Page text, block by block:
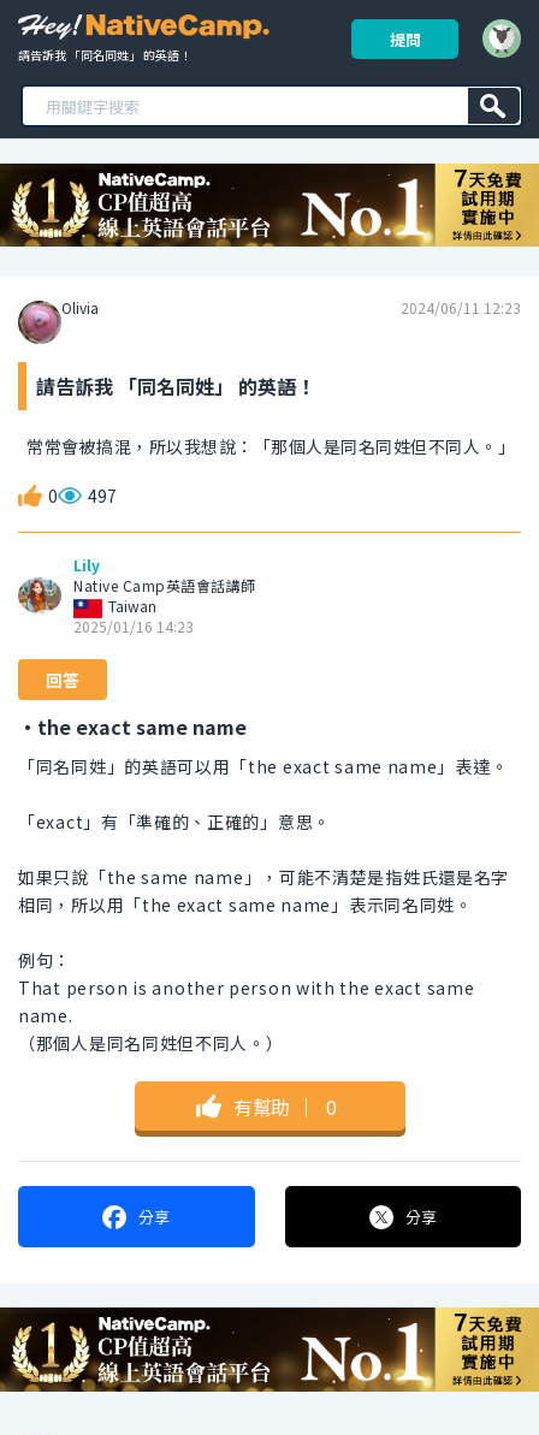
請告訴我 「同名同姓」 的英語！
提問
Olivia 2024/06/11 12:23
請告訴我 「同名同姓」 的英語！
常常會被搞混，所以我想說：「那個人是同名同姓但不同人。」
0 497
Lily
Native Camp英語會話講師
Taiwan
2025/01/16 14:23
回答
・the exact same name
「同名同姓」的英語可以用「the exact same name」表達。
「exact」有「準確的、正確的」意思。
如果只說「the same name」，可能不清楚是指姓氏還是名字
相同，所以用「the exact same name」表示同名同姓。
例句：
That person is another person with the exact same
name.
（那個人是同名同姓但不同人。）
有幫助 ｜ 0
分享 分享